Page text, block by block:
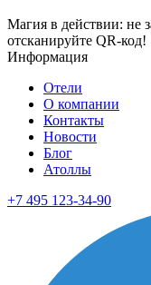
Магия в действии: не
отсканируйте QR-код!
Информация
Отели
О компании
Контакты
Новости
Блог
Атоллы
+7 495 123-34-90